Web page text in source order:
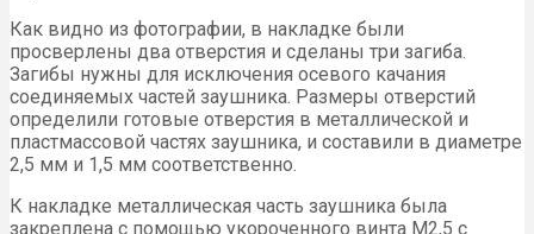
Как видно из фотографии, в накладке были
просверлены два отверстия и сделаны три загиба.
Загибы нужны для исключения осевого качания
соединяемых частей заушника. Размеры отверстий
определили готовые отверстия в металлической и
пластмассовой частях заушника, и составили в диаметре
2,5 мм и 1,5 мм соответственно.
К накладке металлическая часть заушника была
закреплена с помощью укороченного винта М2,5 с